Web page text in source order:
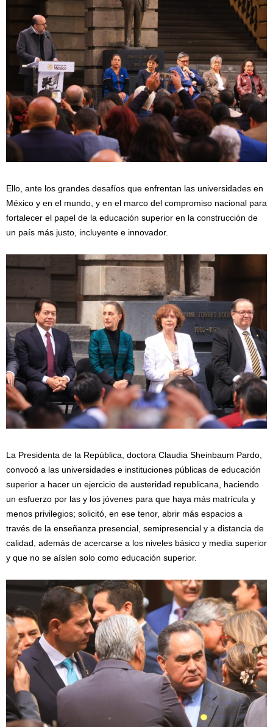
Ello, ante los grandes desafíos que enfrentan las universidades en
México y en el mundo, y en el marco del compromiso nacional para
fortalecer el papel de la educación superior en la construcción de
un país más justo, incluyente e innovador.
La Presidenta de la República, doctora Claudia Sheinbaum Pardo,
convocó a las universidades e instituciones públicas de educación
superior a hacer un ejercicio de austeridad republicana, haciendo
un esfuerzo por las y los jóvenes para que haya más matrícula y
menos privilegios; solicitó, en ese tenor, abrir más espacios a
través de la enseñanza presencial, semipresencial y a distancia de
calidad, además de acercarse a los niveles básico y media superior
y que no se aíslen solo como educación superior.